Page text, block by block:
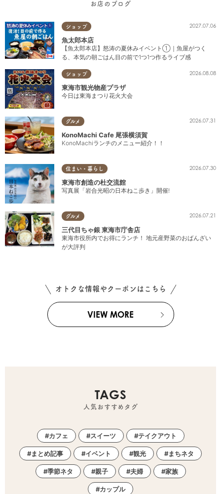
お店のブログ
ショップ 2027.07.06
魚太郎本店
【魚太郎本店】怒涛の夏休みイベント①｜魚屋がつく
る、本気の朝ごはん目の前で1つ1つ作るライブ感
ショップ 2026.08.08
東海市観光物産プラザ
今日は東海まつり花火大会
グルメ 2026.07.31
KonoMachi Cafe 尾張横須賀
KonoMachiランチのメニュー紹介！！
住まい・暮らし 2026.07.30
東海市創造の杜交流館
写真展「岩合光昭の日本ねこ歩き」開催!
グルメ 2026.07.21
三代目ちゃ銀 東海市庁舎店
東海市役所内でお得にランチ！ 地元産野菜のおばんざい
が大評判
オトクな情報やクーポンはこちら
VIEW MORE
TAGS
人気おすすめタグ
カフェ スイーツ テイクアウト
まとめ記事 イベント 観光 まちネタ
季節ネタ 親子 夫婦 家族
カップル